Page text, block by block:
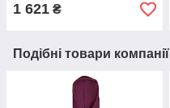
1 621 ₴
Подібні товари компанії